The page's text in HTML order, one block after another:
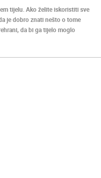
tijelu. Ako želite iskoristiti sve
je dobro znati nešto o tome
da bi ga tijelo moglo